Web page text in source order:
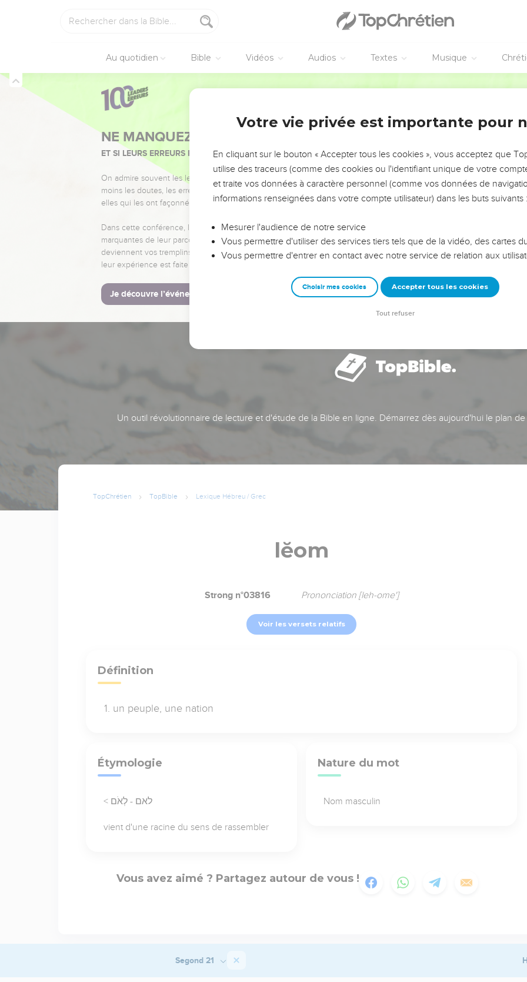
Au quotidien Bible Vidéos Audios Textes Musique
NE MANQUEZ PAS L’ÉVÉNEMENT DE L’ANNÉE !
ET SI LEURS ERREURS POUVAIENT VOUS ÉVITER LES VOTRES ?
On admire souvent les leaders pour leurs réussites, leur impact, leur foi ou leur vision. Mais on voit
moins les doutes, les erreurs et les saisons difficiles qu'ils ont traversés, alors même que ce sont
elles qui les ont façonnés.
Dans cette conférence, leaders, entrepreneurs, et responsables reviennent sur les erreurs
marquantes de leur parcours et les clés pour avancer avec plus de sagesse afin que leurs erreurs
deviennent vos tremplins. Que vous guidiez un ministère, une équipe, un groupe ou une famille,
leur expérience est faite pour vous.
Je découvre l’événement
Un outil révolutionnaire de lecture et d'étude de la Bible en ligne. Démarrez dès aujourd'hui le plan
TopChrétien TopBible Lexique Hébreu / Grec
lĕom
Strong n°03816 Prononciation [leh-ome']
Voir les versets relatifs
Définition
un peuple, une nation
Étymologie
< לאם - לְאֹם
vient d'une racine du sens de rassembler
Nature du mot
Nom masculin
Vous avez aimé ? Partagez autour de vous !
Segond 21
Votre vie privée est importante pour
En cliquant sur le bouton « Accepter tous les cookies », vous acceptez que
utilise des traceurs (comme des cookies ou l'identifiant unique de votre
et traite vos données à caractère personnel (comme vos données de
informations renseignées dans votre compte utilisateur) dans les buts suivants :
Mesurer l'audience de notre service
Vous permettre d'utiliser des services tiers tels que de la vidéo, des cartes
Vous permettre d'entrer en contact avec notre service de relation aux
Choisir mes cookies Accepter tous les cookies
Tout refuser